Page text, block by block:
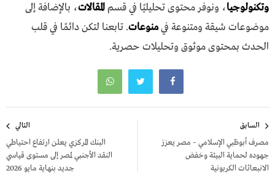
وتكنولوجيا، ونوفر محتوى تحليليًا في قسمالمقالات، بالإضافة إلى
موضوعات شيقة ومتنوعة فيمنوعات. تابعنا لتكن دائمًا في قلب
الحدث بمحتوى موثوق وتحليلات حصرية.
المقالات
السابق
مصرف أبوظبي الإسلامي – مصر يعزز
جهوده لحماية البيئة وخفض
الانبعاثات الكربونية
التالي
البنك المركزي يعلن ارتفاع احتياطي
النقد الأجنبي لمصر إلى مستوى قياسي
جديد بنهاية مايو 2026